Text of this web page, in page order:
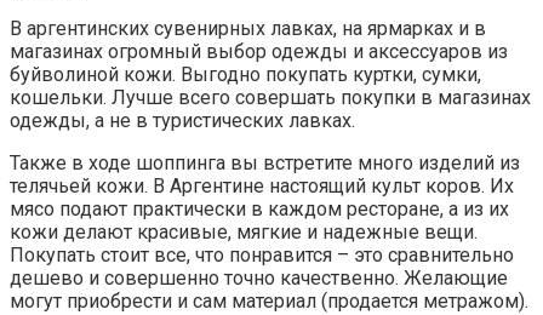
В аргентинских сувенирных лавках, на ярмарках и в
магазинах огромный выбор одежды и аксессуаров из
буйволиной кожи. Выгодно покупать куртки, сумки,
кошельки. Лучше всего совершать покупки в магазинах
одежды, а не в туристических лавках.
Также в ходе шоппинга вы встретите много изделий из
телячьей кожи. В Аргентине настоящий культ коров. Их
мясо подают практически в каждом ресторане, а из их
кожи делают красивые, мягкие и надежные вещи.
Покупать стоит все, что понравится – это сравнительно
дешево и совершенно точно качественно. Желающие
могут приобрести и сам материал (продается метражом).